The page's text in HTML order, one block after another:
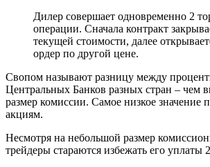
Дилер совершает одновременно 2
операции. Сначала контракт
текущей стоимости, далее
ордер по другой цене.
Свопом называют разницу между
Центральных Банков разных стран – чем
размер комиссии. Самое низкое значение
акциям.
Несмотря на небольшой размер
трейдеры стараются избежать его уплаты